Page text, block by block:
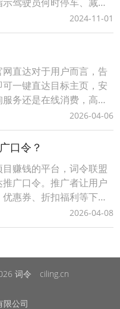
以通过马路。这种系统化
生，提高道路使用效
括：1. 保障交通安全：
叉路口发生碰撞。2
2024-11-01
直达对于用户而言，告
一键直达目标主页，安
务还是在线消费，高效
注册网站名称作为口令，
引流无中间流失，更可
，结合后台数据追踪优
实际价值。词令以“
2026-04-06
口令？
赚钱的平台，词令联盟
广口令。推广者让用户
惠券、折扣福利等下单
单相应的佣金轻松赚钱。0
只需做好一件事让用户
2026-04-08
词令
ciling.cn
限公司